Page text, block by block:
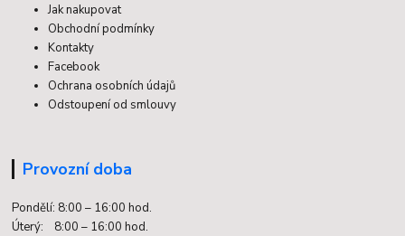
Jak nakupovat
Obchodní podmínky
Kontakty
Facebook
Ochrana osobních údajů
Odstoupení od smlouvy
Provozní doba
Pondělí: 8:00 – 16:00 hod.
Úterý: 8:00 – 16:00 hod.